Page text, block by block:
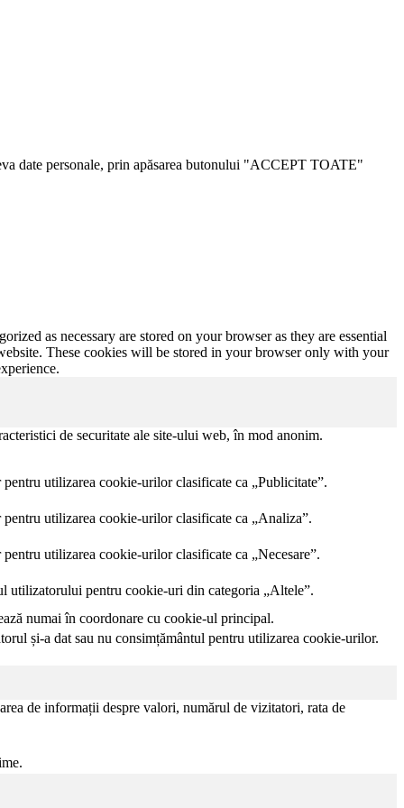
date personale, prin apăsarea butonului "ACCEPT TOATE"
as necessary are stored on your browser as they are essential
These cookies will be stored in your browser only with your
de securitate ale site-ului web, în mod anonim.
utilizarea cookie-urilor clasificate ca „Publicitate”.
utilizarea cookie-urilor clasificate ca „Analiza”.
utilizarea cookie-urilor clasificate ca „Necesare”.
utilizatorului pentru cookie-uri din categoria „Altele”.
numai în coordonare cu cookie-ul principal.
și-a dat sau nu consimțământul pentru utilizarea cookie-urilor.
de informații despre valori, numărul de vizitatori, rata de